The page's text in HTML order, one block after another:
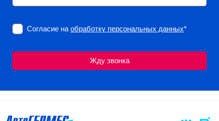
Согласие на обработку персональных данных*